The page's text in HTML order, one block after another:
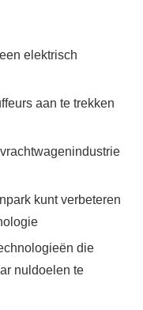
elektrisch
aan te trekken
kunt verbeteren
die
nuldoelen te